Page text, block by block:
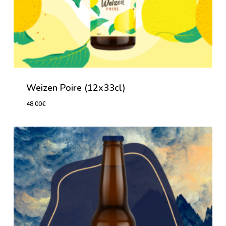
Weizen Poire (12x33cl)
48,00€